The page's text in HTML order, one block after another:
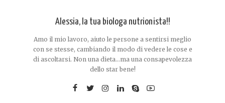
Alessia, la tua biologa nutrionista!!
Amo il mio lavoro, aiuto le persone a sentirsi meglio
con se stesse, cambiando il modo di vedere le cose e
di ascoltarsi. Non una dieta...ma una consapevolezza
dello star bene!